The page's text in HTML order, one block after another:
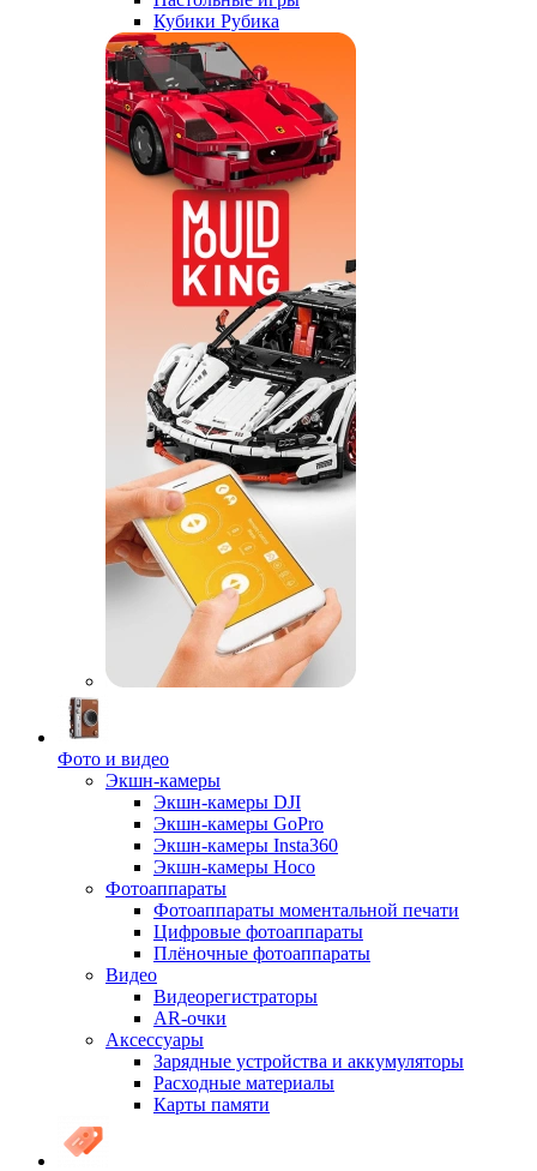
Кубики Рубика
Фото и видео
Экшн-камеры
Экшн-камеры DJI
Экшн-камеры GoPro
Экшн-камеры Insta360
Экшн-камеры Hoco
Фотоаппараты
Фотоаппараты моментальной печати
Цифровые фотоаппараты
Плёночные фотоаппараты
Видео
Видеорегистраторы
AR-очки
Аксессуары
Зарядные устройства и аккумуляторы
Расходные материалы
Карты памяти